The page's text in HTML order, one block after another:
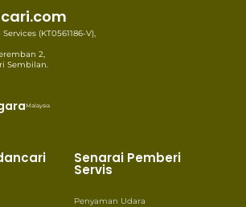
(KT0561186-V),
2,
Sembilan.
Malaysia
Senarai Pemberi
Servis
Penyaman Udara